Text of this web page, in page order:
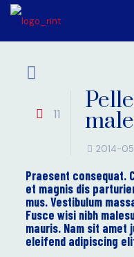
11
2014-
Praesent consequat.
et magnis dis
mus. Vestibulum
Fusce wisi nibh
mauris. Nam sit amet
eleifend adipiscing